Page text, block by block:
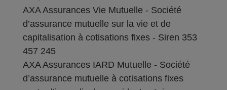
AXA Assurances Vie Mutuelle - Société
d’assurance mutuelle sur la vie et de
capitalisation à cotisations fixes - Siren 353
457 245
AXA Assurances IARD Mutuelle - Société
d’assurance mutuelle à cotisations fixes